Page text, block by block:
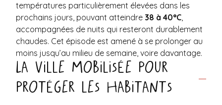
températures particulièrement élevées dans les
prochains jours, pouvant atteindre 38 à 40°C,
accompagnées de nuits qui resteront durablement
chaudes. Cet épisode est amené à se prolonger au
moins jusqu’au milieu de semaine, voire davantage.
La Ville mobilisée pour
protéger les habitants